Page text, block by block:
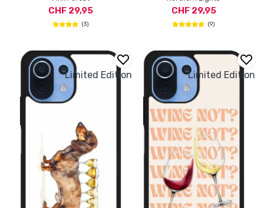
CHF 29,95
(3)
CHF 29,95
(9)
Limited Edition Limited Edition